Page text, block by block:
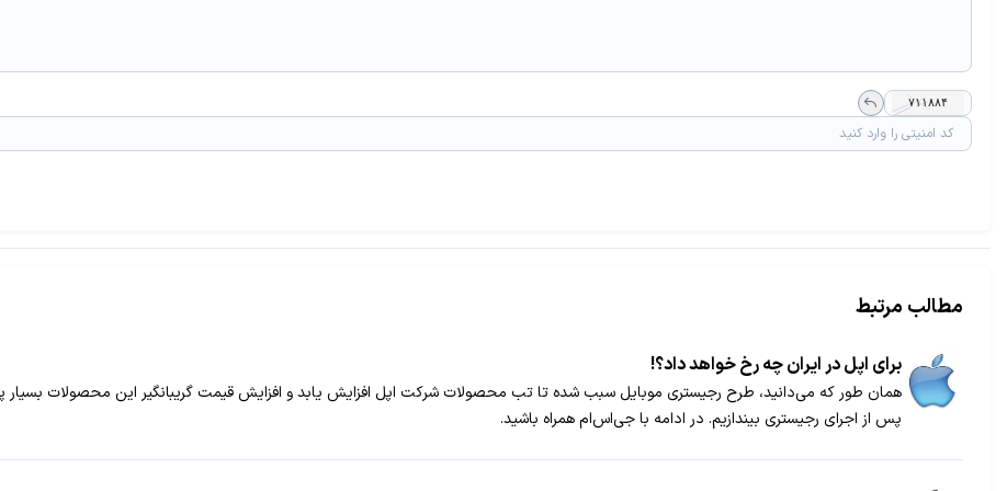
مطالب مرتبط
برای اپل در ایران چه رخ خواهد داد؟!
همان طور که می‌دانید، طرح رجیستری موبایل سبب شده تا تب محصولات شرکت اپل افزایش یابد و افزایش قیمت گریبانگیر این محصولات
پس از اجرای رجیستری بیندازیم. در ادامه با جی‌اس‌ام همراه باشید.